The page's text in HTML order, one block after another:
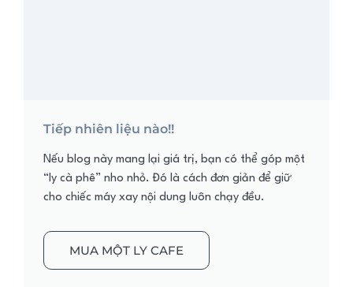
Tiếp nhiên liệu nào!!
Nếu blog này mang lại giá trị, bạn có thể góp một
“ly cà phê” nho nhỏ. Đó là cách đơn giản để giữ
cho chiếc máy xay nội dung luôn chạy đều.
MUA MỘT LY CAFE